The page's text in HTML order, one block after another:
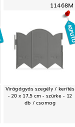
11468M
Virágágyás szegély / kerítés
- 20 x 17,5 cm - szürke - 12
db / csomag